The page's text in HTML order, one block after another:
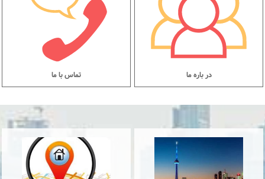
در باره ما تماس با ما